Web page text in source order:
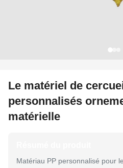
Le matériel de
personnalisés
matérielle
Matériau PP personnalisé pour